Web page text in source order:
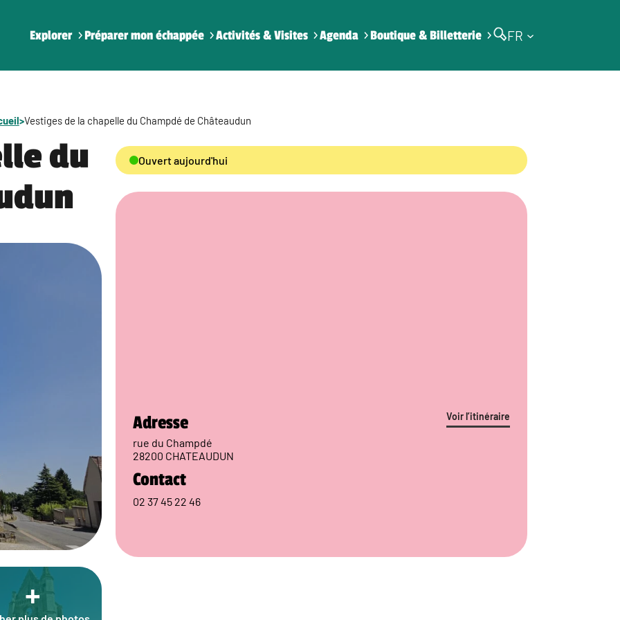
Explorer Préparer mon échappée Activités & Visites Agenda Boutique & Billetterie FR
>Vestiges de la chapelle du Champdé de Châteaudun
du
+
Ouvert aujourd'hui
Voir l’itinéraire
Adresse
rue du Champdé
28200 CHATEAUDUN
Contact
02 37 45 22 46